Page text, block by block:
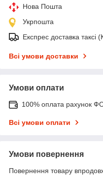
Нова Пошта
Укрпошта
Експрес доставка таксі
Всі умови доставки
Умови оплати
100% оплата рахунок
Всі умови оплати
Умови повернення
Повернення товару